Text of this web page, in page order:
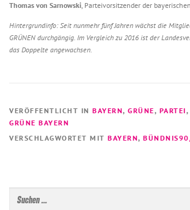
Thomas von Sarnowski, Parteivorsitzender der
Hintergrundinfo: Seit nunmehr fünf Jahren wächst die
GRÜNEN durchgängig. Im Vergleich zu 2016 ist der
das Doppelte angewachsen.
VERÖFFENTLICHT IN BAYERN, GRÜNE, PARTEI,
GRÜNE BAYERN
VERSCHLAGWORTET MIT BAYERN,
nach: